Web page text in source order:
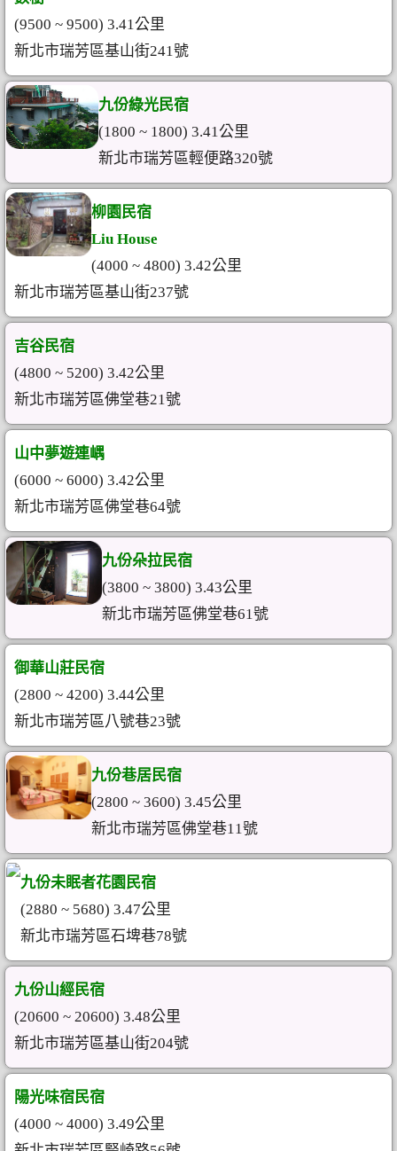
(9500 ~ 9500) 3.41公里
新北市瑞芳區基山街241號
九份綠光民宿
(1800 ~ 1800) 3.41公里
新北市瑞芳區輕便路320號
柳園民宿
Liu House
(4000 ~ 4800) 3.42公里
新北市瑞芳區基山街237號
吉谷民宿
(4800 ~ 5200) 3.42公里
新北市瑞芳區佛堂巷21號
山中夢遊連嵎
(6000 ~ 6000) 3.42公里
新北市瑞芳區佛堂巷64號
九份朵拉民宿
(3800 ~ 3800) 3.43公里
新北市瑞芳區佛堂巷61號
御華山莊民宿
(2800 ~ 4200) 3.44公里
新北市瑞芳區八號巷23號
九份巷居民宿
(2800 ~ 3600) 3.45公里
新北市瑞芳區佛堂巷11號
九份未眠者花園民宿
(2880 ~ 5680) 3.47公里
新北市瑞芳區石埤巷78號
九份山經民宿
(20600 ~ 20600) 3.48公里
新北市瑞芳區基山街204號
陽光味宿民宿
(4000 ~ 4000) 3.49公里